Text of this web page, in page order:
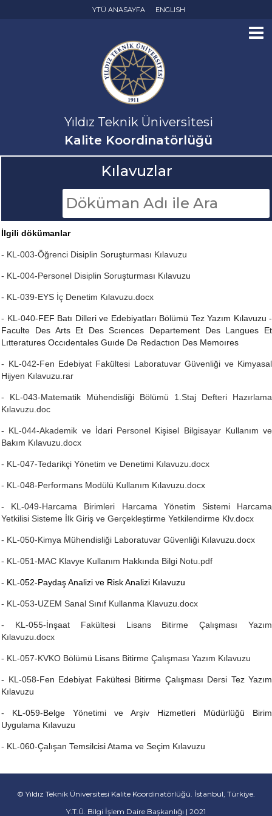
YTÜ ANASAYFA ENGLISH
Yıldız Teknik Üniversitesi
Kalite Koordinatörlüğü
Kılavuzlar
İlgili dökümanlar
- KL-003-Öğrenci Disiplin Soruşturması Kılavuzu
- KL-004-Personel Disiplin Soruşturması Kılavuzu
- KL-039-EYS İç Denetim Kılavuzu.docx
- KL-040-FEF Batı Dilleri ve Edebiyatları Bölümü Tez Yazım Kılavuzu -
Faculte Des Arts Et Des Scıences Departement Des Langues Et
Lıtteratures Occıdentales Guıde De Redactıon Des Memoıres
- KL-042-Fen Edebiyat Fakültesi Laboratuvar Güvenliği ve Kimyasal
Hijyen Kılavuzu.rar
- KL-043-Matematik Mühendisliği Bölümü 1.Staj Defteri Hazırlama
Kılavuzu.doc
- KL-044-Akademik ve İdari Personel Kişisel Bilgisayar Kullanım ve
Bakım Kılavuzu.docx
- KL-047-Tedarikçi Yönetim ve Denetimi Kılavuzu.docx
- KL-048-Performans Modülü Kullanım Kılavuzu.docx
- KL-049-Harcama Birimleri Harcama Yönetim Sistemi Harcama
Yetkilisi Sisteme İlk Giriş ve Gerçekleştirme Yetkilendirme Klv.docx
- KL-050-Kimya Mühendisliği Laboratuvar Güvenliği Kılavuzu.docx
- KL-051-MAC Klavye Kullanım Hakkında Bilgi Notu.pdf
- KL-052-Paydaş Analizi ve Risk Analizi Kılavuzu
- KL-053-UZEM Sanal Sınıf Kullanma Klavuzu.docx
- KL-055-İnşaat Fakültesi Lisans Bitirme Çalışması Yazım
Kılavuzu.docx
- KL-057-KVKO Bölümü Lisans Bitirme Çalışması Yazım Kılavuzu
- KL-058-Fen Edebiyat Fakültesi Bitirme Çalışması Dersi Tez Yazım
Kılavuzu
- KL-059-Belge Yönetimi ve Arşiv Hizmetleri Müdürlüğü Birim
Uygulama Kılavuzu
- KL-060-Çalışan Temsilcisi Atama ve Seçim Kılavuzu
© Yıldız Teknik Üniversitesi Kalite Koordinatörlüğü. İstanbul, Türkiye.
Y.T.Ü. Bilgi İşlem Daire Başkanlığı | 2021